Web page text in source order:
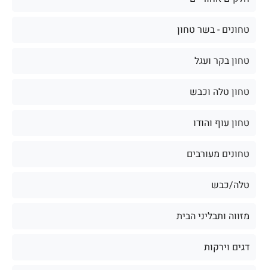
טחונים - בשר טחון
טחון בקר ועגל
טחון טלה וכבש
טחון עוף והודו
טחונים מעורבים
טלה/כבש
מזווה ותבליני הבית
דגים וירקות